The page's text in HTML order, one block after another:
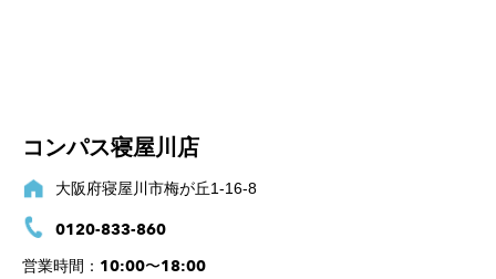
コンパス寝屋川店
大阪府寝屋川市梅が丘1-16-8
0120-833-860
営業時間： 10:00〜18:00